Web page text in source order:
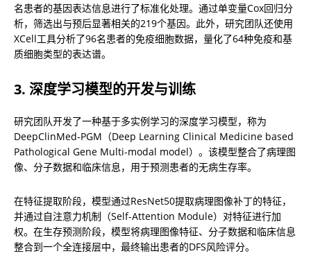
名患者的基因表达信息进行了标准化处理。通过单变量Cox回归分
析，筛选出与预后显著相关的219个基因。此外，研究团队还使用
XCell工具分析了96名患者的免疫细胞数据，量化了64种免疫和基
质细胞类型的表达谱。
3. 深度学习模型的开发与训练
研究团队开发了一种基于多实例学习的深度学习模型，称为
DeepClinMed-PGM（Deep Learning Clinical Medicine based
Pathological Gene Multi-modal model）。该模型整合了病理图
像、分子数据和临床信息，用于预测患者的无病生存率。
在特征提取阶段，模型通过ResNet50提取病理图像补丁的特征，
并通过自注意力机制（Self-Attention Module）对特征进行加
权。在生存预测阶段，模型将病理图像特征、分子数据和临床信息
整合到一个全连接层中，最终输出患者的DFS风险评分。